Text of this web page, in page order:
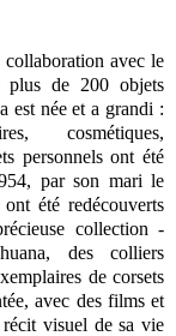
avec le
plus de 200 objets
est née et a grandi :
cosmétiques,
personnels ont été
par son mari le
été redécouverts
collection -
des colliers
de corsets
avec des films et
récit visuel de sa vie